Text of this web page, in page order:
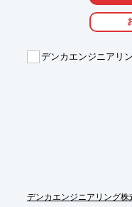
※記事の詳細内容は、
詳しくは、お気軽にお
デンカエンジニアリ
デンカエンジニアリング株